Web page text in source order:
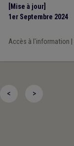
[Mise à jour]
1er Septembre 2024
Accès à l'information
< >